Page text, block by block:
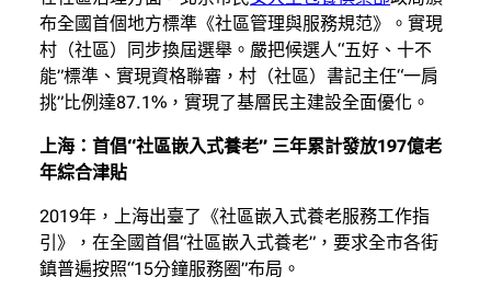
布全國首個地方標準《社區管理與服務規范》。實現
村（社區）同步換屆選舉。嚴把候選人“五好、十不
能”標準、實現資格聯審，村（社區）書記主任“一肩
挑”比例達87.1%，實現了基層民主建設全面優化。
上海：首倡“社區嵌入式養老” 三年累計發放197億老
年綜合津貼
2019年，上海出臺了《社區嵌入式養老服務工作指
引》，在全國首倡“社區嵌入式養老”，要求全市各街
鎮普遍按照“15分鐘服務圈”布局。